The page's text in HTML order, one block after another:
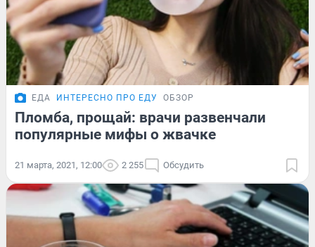
ЕДА ИНТЕРЕСНО ПРО ЕДУ ОБЗОР
Пломба, прощай: врачи развенчали
популярные мифы о жвачке
21 марта, 2021, 12:00 2 255 Обсудить